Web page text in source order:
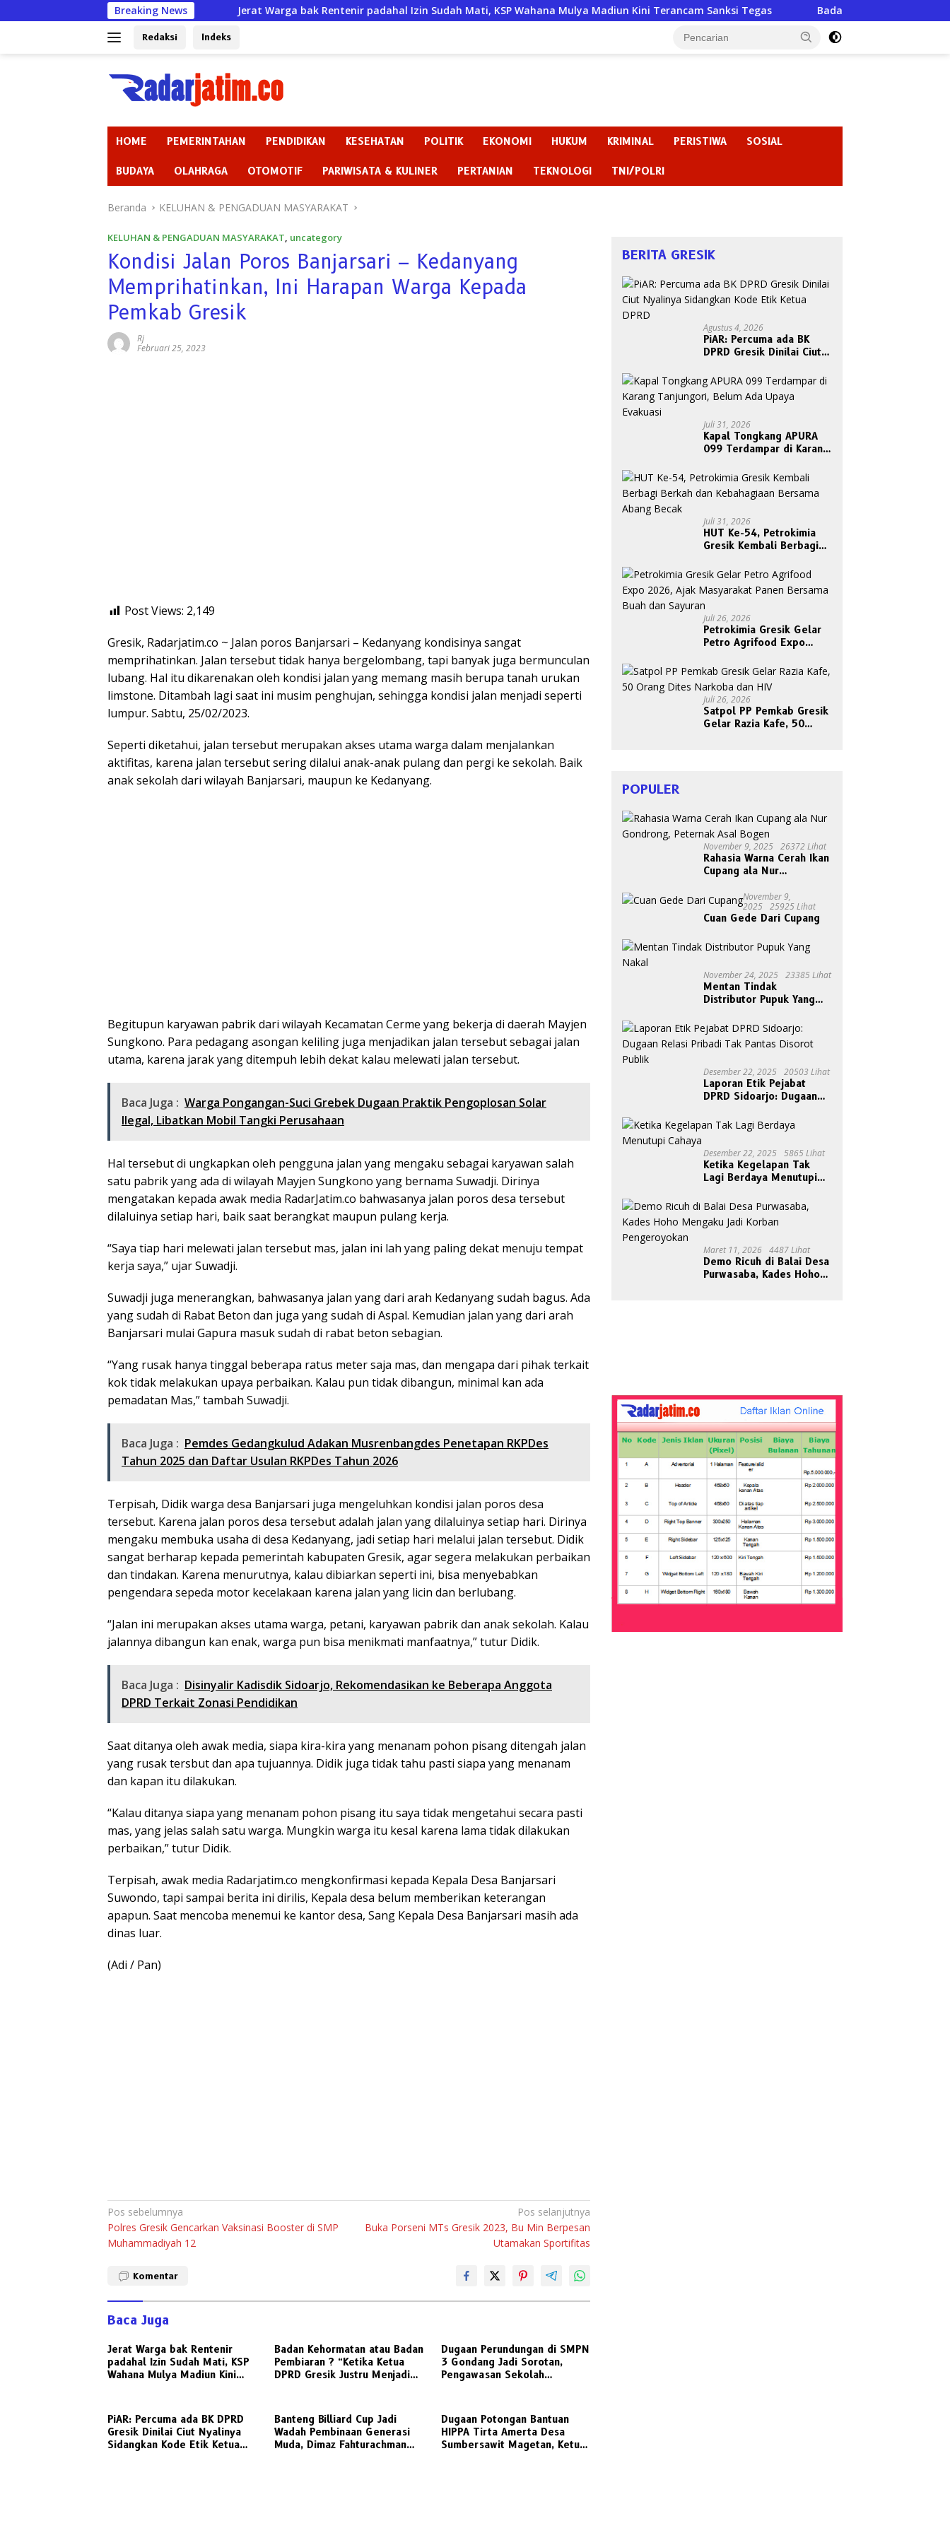
ke
Breaking NewsJerat Warga bak Rentenir padahal Izin Sudah Mati, KSP Wahana Mulya Madiun Kini Terancam Sanksi Tegas Badan Kehormatan atau Badan Pembiaran
Redaksi Indeks
HOME PEMERINTAHAN PENDIDIKAN KESEHATAN POLITIK EKONOMI HUKUM KRIMINAL PERISTIWA SOSIAL
BUDAYA OLAHRAGA OTOMOTIF PARIWISATA & KULINER PERTANIAN TEKNOLOGI TNI/POLRI
Beranda KELUHAN & PENGADUAN MASYARAKAT
KELUHAN & PENGADUAN MASYARAKAT, uncategory
Kondisi Jalan Poros Banjarsari – Kedanyang
Memprihatinkan, Ini Harapan Warga Kepada
Pemkab Gresik
Rj
Februari 25, 2023
Post Views: 2,149
Gresik, Radarjatim.co ~ Jalan poros Banjarsari – Kedanyang kondisinya sangat
memprihatinkan. Jalan tersebut tidak hanya bergelombang, tapi banyak juga bermunculan
lubang. Hal itu dikarenakan oleh kondisi jalan yang memang masih berupa tanah urukan
limstone. Ditambah lagi saat ini musim penghujan, sehingga kondisi jalan menjadi seperti
lumpur. Sabtu, 25/02/2023.
Seperti diketahui, jalan tersebut merupakan akses utama warga dalam menjalankan
aktifitas, karena jalan tersebut sering dilalui anak-anak pulang dan pergi ke sekolah. Baik
anak sekolah dari wilayah Banjarsari, maupun ke Kedanyang.
Begitupun karyawan pabrik dari wilayah Kecamatan Cerme yang bekerja di daerah Mayjen
Sungkono. Para pedagang asongan keliling juga menjadikan jalan tersebut sebagai jalan
utama, karena jarak yang ditempuh lebih dekat kalau melewati jalan tersebut.
Baca Juga : Warga Pongangan-Suci Grebek Dugaan Praktik Pengoplosan Solar
llegal, Libatkan Mobil Tangki Perusahaan
Hal tersebut di ungkapkan oleh pengguna jalan yang mengaku sebagai karyawan salah
satu pabrik yang ada di wilayah Mayjen Sungkono yang bernama Suwadji. Dirinya
mengatakan kepada awak media RadarJatim.co bahwasanya jalan poros desa tersebut
dilaluinya setiap hari, baik saat berangkat maupun pulang kerja.
“Saya tiap hari melewati jalan tersebut mas, jalan ini lah yang paling dekat menuju tempat
kerja saya,” ujar Suwadji.
Suwadji juga menerangkan, bahwasanya jalan yang dari arah Kedanyang sudah bagus. Ada
yang sudah di Rabat Beton dan juga yang sudah di Aspal. Kemudian jalan yang dari arah
Banjarsari mulai Gapura masuk sudah di rabat beton sebagian.
“Yang rusak hanya tinggal beberapa ratus meter saja mas, dan mengapa dari pihak terkait
kok tidak melakukan upaya perbaikan. Kalau pun tidak dibangun, minimal kan ada
pemadatan Mas,” tambah Suwadji.
Baca Juga : Pemdes Gedangkulud Adakan Musrenbangdes Penetapan RKPDes
Tahun 2025 dan Daftar Usulan RKPDes Tahun 2026
Terpisah, Didik warga desa Banjarsari juga mengeluhkan kondisi jalan poros desa
tersebut. Karena jalan poros desa tersebut adalah jalan yang dilaluinya setiap hari. Dirinya
mengaku membuka usaha di desa Kedanyang, jadi setiap hari melalui jalan tersebut. Didik
sangat berharap kepada pemerintah kabupaten Gresik, agar segera melakukan perbaikan
dan tindakan. Karena menurutnya, kalau dibiarkan seperti ini, bisa menyebabkan
pengendara sepeda motor kecelakaan karena jalan yang licin dan berlubang.
“Jalan ini merupakan akses utama warga, petani, karyawan pabrik dan anak sekolah. Kalau
jalannya dibangun kan enak, warga pun bisa menikmati manfaatnya,” tutur Didik.
Baca Juga : Disinyalir Kadisdik Sidoarjo, Rekomendasikan ke Beberapa Anggota
DPRD Terkait Zonasi Pendidikan
Saat ditanya oleh awak media, siapa kira-kira yang menanam pohon pisang ditengah jalan
yang rusak tersbut dan apa tujuannya. Didik juga tidak tahu pasti siapa yang menanam
dan kapan itu dilakukan.
“Kalau ditanya siapa yang menanam pohon pisang itu saya tidak mengetahui secara pasti
mas, yang jelas salah satu warga. Mungkin warga itu kesal karena lama tidak dilakukan
perbaikan,” tutur Didik.
Terpisah, awak media Radarjatim.co mengkonfirmasi kepada Kepala Desa Banjarsari
Suwondo, tapi sampai berita ini dirilis, Kepala desa belum memberikan keterangan
apapun. Saat mencoba menemui ke kantor desa, Sang Kepala Desa Banjarsari masih ada
dinas luar.
(Adi / Pan)
Navigasi
pos
Pos sebelumnya
Polres Gresik Gencarkan Vaksinasi Booster di SMP
Muhammadiyah 12
Pos selanjutnya
Buka Porseni MTs Gresik 2023, Bu Min Berpesan
Utamakan Sportifitas
Komentar
Baca Juga
Jerat Warga bak Rentenir
padahal Izin Sudah Mati, KSP
Wahana Mulya Madiun Kini
Badan Kehormatan atau Badan
Pembiaran ? “Ketika Ketua
DPRD Gresik Justru Menjadi
Dugaan Perundungan di SMPN
3 Gondang Jadi Sorotan,
Pengawasan Sekolah
Tangan
PiAR: Percuma ada BK DPRD
Gresik Dinilai Ciut Nyalinya
Sidangkan Kode Etik Ketua
Banteng Billiard Cup Jadi
Wadah Pembinaan Generasi
Muda, Dimaz Fahturachman
Dugaan Potongan Bantuan
HIPPA Tirta Amerta Desa
Sumbersawit Magetan, Ketua
BERITA GRESIK
Agustus 4, 2026
PiAR: Percuma ada BK
DPRD Gresik Dinilai Ciut
Etik Ketua DPRD
Juli 31, 2026
Kapal Tongkang APURA
099 Terdampar di Karang
Upaya Evakuasi
Juli 31, 2026
HUT Ke-54, Petrokimia
Gresik Kembali Berbagi
Bersama Abang Becak
Juli 26, 2026
Petrokimia Gresik Gelar
Petro Agrifood Expo
Panen Bersama Buah dan
Sayuran
Juli 26, 2026
Satpol PP Pemkab Gresik
Gelar Razia Kafe, 50
POPULER
November 9, 2025 26372 Lihat
Rahasia Warna Cerah Ikan
Cupang ala Nur
Bogen
November 9,
2025
25925 Lihat
Cuan Gede Dari Cupang
November 24, 2025 23385 Lihat
Mentan Tindak
Distributor Pupuk Yang
Desember 22, 2025 20503 Lihat
Laporan Etik Pejabat
DPRD Sidoarjo: Dugaan
Disorot Publik
Desember 22, 2025 5865 Lihat
Ketika Kegelapan Tak
Lagi Berdaya Menutupi
Maret 11, 2026 4487 Lihat
Demo Ricuh di Balai Desa
Purwasaba, Kades Hoho